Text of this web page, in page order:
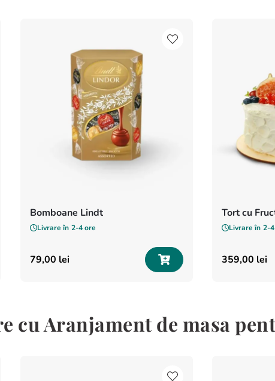
Bomboane Lindt
Livrare în 2-4 ore
79,00 lei
Tort cu
Livrare în 2-
359,00 lei
cu Aranjament de masa